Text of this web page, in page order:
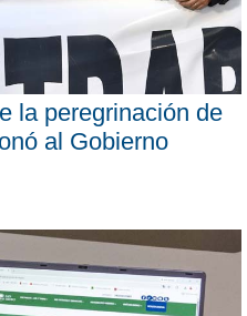
la peregrinación de
al Gobierno